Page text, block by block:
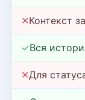
✕Контекст
✓Вся
✕Для